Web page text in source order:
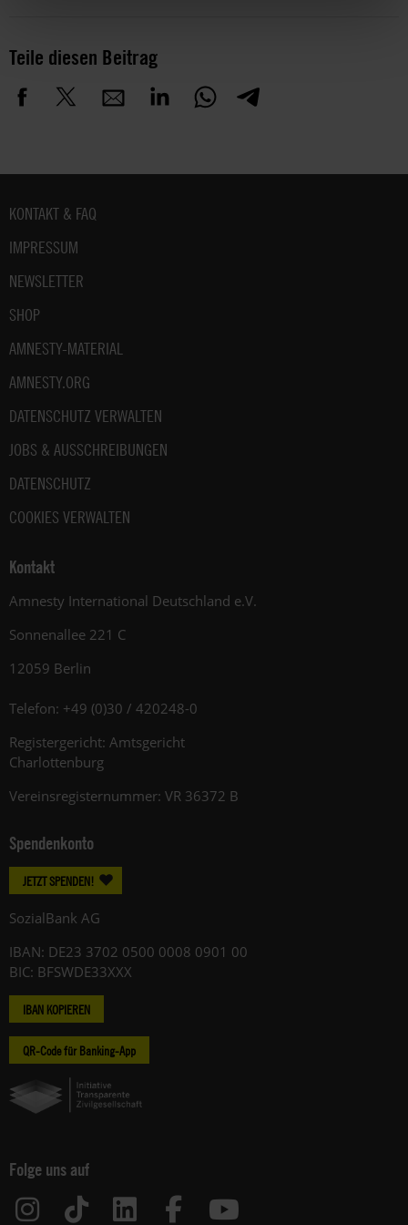
Teile diesen Beitrag
Fußbereich
KONTAKT & FAQ
IMPRESSUM
NEWSLETTER
SHOP
AMNESTY-MATERIAL
AMNESTY.ORG
DATENSCHUTZ VERWALTEN
JOBS & AUSSCHREIBUNGEN
DATENSCHUTZ
COOKIES VERWALTEN
Kontakt
Amnesty International Deutschland e.V.
Sonnenallee 221 C
12059 Berlin
Telefon: +49 (0)30 / 420248-0
Registergericht: Amtsgericht
Charlottenburg
Vereinsregisternummer: VR 36372 B
Spendenkonto
JETZT SPENDEN!
SozialBank AG
IBAN: DE23 3702 0500 0008 0901 00
BIC: BFSWDE33XXX
IBAN KOPIEREN
QR-Code für Banking-App
Folge uns auf